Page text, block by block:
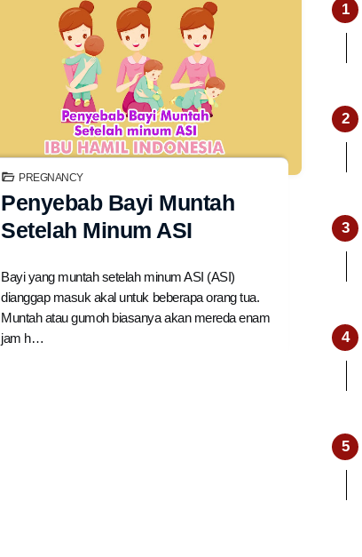
Penyebab Bayi Muntah
Setelah Minum ASI
Bayi yang muntah setelah minum ASI (ASI)
dianggap masuk akal untuk beberapa orang tua.
Muntah atau gumoh biasanya akan mereda enam
jam h…
PREGNANCY